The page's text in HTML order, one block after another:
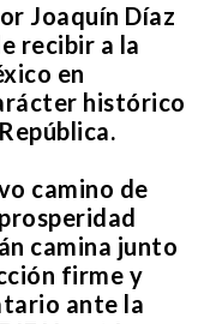
Joaquín Díaz
recibir a la
en
histórico
camino de
camina junto
firme y
ante la